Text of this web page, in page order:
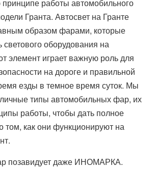
работы автомобильного
Гранта. Автосвет на Гранте
образом фарами, которые
оборудования на
элемент играет важную роль для
на дороге и правильной
езды в темное время суток. Мы
типы автомобильных фар, их
работы, чтобы дать полное
том, как они функционируют на
позавидует даже ИНОМАРКА.